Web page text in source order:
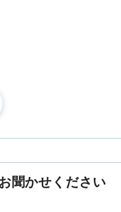
聞かせください